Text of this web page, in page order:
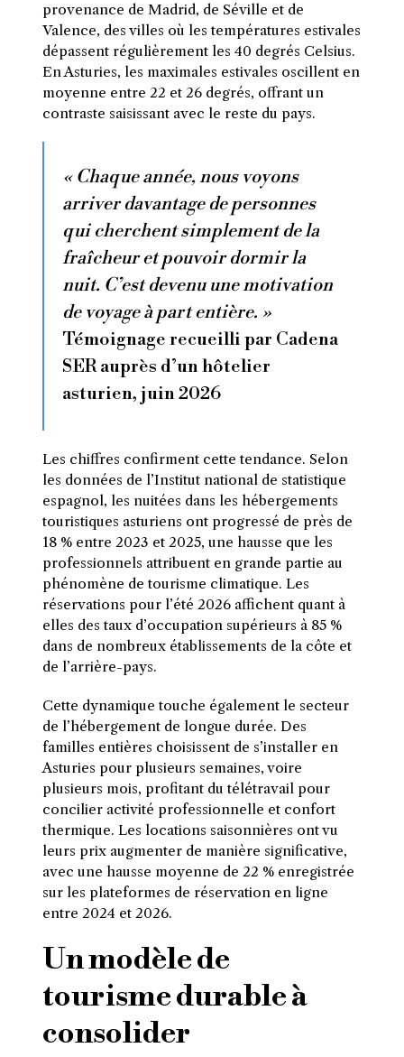
provenance de Madrid, de Séville et de
Valence, des villes où les températures estivales
dépassent régulièrement les 40 degrés Celsius.
En Asturies, les maximales estivales oscillent en
moyenne entre 22 et 26 degrés, offrant un
contraste saisissant avec le reste du pays.
« Chaque année, nous voyons
arriver davantage de personnes
qui cherchent simplement de la
fraîcheur et pouvoir dormir la
nuit. C’est devenu une motivation
de voyage à part entière. »
Témoignage recueilli par Cadena
SER auprès d’un hôtelier
asturien, juin 2026
Les chiffres confirment cette tendance. Selon
les données de l’Institut national de statistique
espagnol, les nuitées dans les hébergements
touristiques asturiens ont progressé de près de
18 % entre 2023 et 2025, une hausse que les
professionnels attribuent en grande partie au
phénomène de tourisme climatique. Les
réservations pour l’été 2026 affichent quant à
elles des taux d’occupation supérieurs à 85 %
dans de nombreux établissements de la côte et
de l’arrière-pays.
Cette dynamique touche également le secteur
de l’hébergement de longue durée. Des
familles entières choisissent de s’installer en
Asturies pour plusieurs semaines, voire
plusieurs mois, profitant du télétravail pour
concilier activité professionnelle et confort
thermique. Les locations saisonnières ont vu
leurs prix augmenter de manière significative,
avec une hausse moyenne de 22 % enregistrée
sur les plateformes de réservation en ligne
entre 2024 et 2026.
Un modèle de
tourisme durable à
consolider